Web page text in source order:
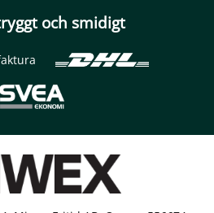
och smidigt